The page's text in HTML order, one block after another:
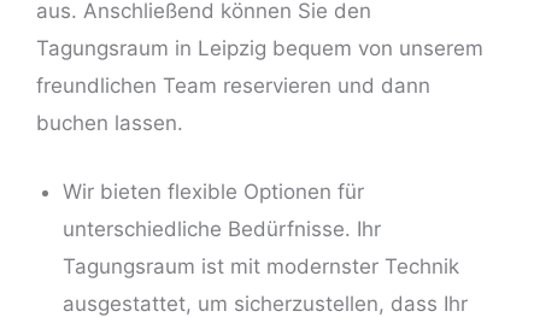
aus. Anschließend können Sie den
Tagungsraum in Leipzig bequem von unserem
freundlichen Team reservieren und dann
buchen lassen.
Wir bieten flexible Optionen für
unterschiedliche Bedürfnisse. Ihr
Tagungsraum ist mit modernster Technik
ausgestattet, um sicherzustellen, dass Ihr